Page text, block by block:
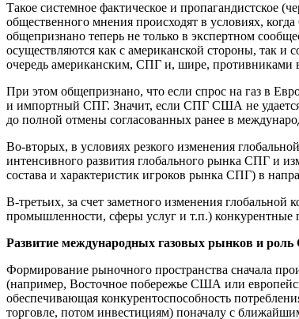
Такое системное фактическое и
общественного мнения происходят в условиях,
общепризнано теперь не только в экспертном
осуществляются как с американской стороны, так
очередь американским, СПГ и, шире, противниками
При этом общепризнано, что если спрос на газ в
и импортный СПГ. Значит, если СПГ США не
до полной отмены согласованных ранее в
Во-вторых, в условиях резкого изменения
интенсивного развития глобального рынка СПГ и
состава и характеристик игроков рынка СПГ) в
В-третьих, за счет заметного изменения
промышленности, сферы услуг и т.п.) конкурентные
Развитие международных газовых рынков и
Формирование рыночного пространства сначала
(например, Восточное побережье США или
обеспечивающая конкурентоспособность
торговле, потом инвестициям) поначалу с